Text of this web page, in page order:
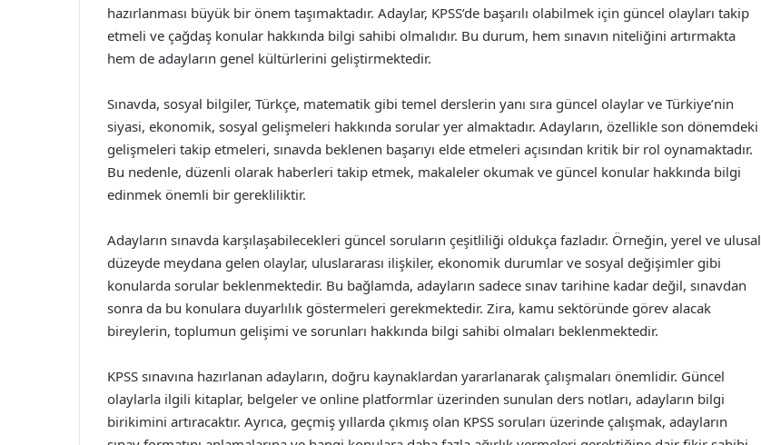
hazırlanması büyük bir önem taşımaktadır. Adaylar, KPSS’de başarılı olabilmek için güncel olayları takip
etmeli ve çağdaş konular hakkında bilgi sahibi olmalıdır. Bu durum, hem sınavın niteliğini artırmakta
hem de adayların genel kültürlerini geliştirmektedir.
Sınavda, sosyal bilgiler, Türkçe, matematik gibi temel derslerin yanı sıra güncel olaylar ve Türkiye’nin
siyasi, ekonomik, sosyal gelişmeleri hakkında sorular yer almaktadır. Adayların, özellikle son dönemdeki
gelişmeleri takip etmeleri, sınavda beklenen başarıyı elde etmeleri açısından kritik bir rol oynamaktadır.
Bu nedenle, düzenli olarak haberleri takip etmek, makaleler okumak ve güncel konular hakkında bilgi
edinmek önemli bir gerekliliktir.
Adayların sınavda karşılaşabilecekleri güncel soruların çeşitliliği oldukça fazladır. Örneğin, yerel ve ulusal
düzeyde meydana gelen olaylar, uluslararası ilişkiler, ekonomik durumlar ve sosyal değişimler gibi
konularda sorular beklenmektedir. Bu bağlamda, adayların sadece sınav tarihine kadar değil, sınavdan
sonra da bu konulara duyarlılık göstermeleri gerekmektedir. Zira, kamu sektöründe görev alacak
bireylerin, toplumun gelişimi ve sorunları hakkında bilgi sahibi olmaları beklenmektedir.
KPSS sınavına hazırlanan adayların, doğru kaynaklardan yararlanarak çalışmaları önemlidir. Güncel
olaylarla ilgili kitaplar, belgeler ve online platformlar üzerinden sunulan ders notları, adayların bilgi
birikimini artıracaktır. Ayrıca, geçmiş yıllarda çıkmış olan KPSS soruları üzerinde çalışmak, adayların